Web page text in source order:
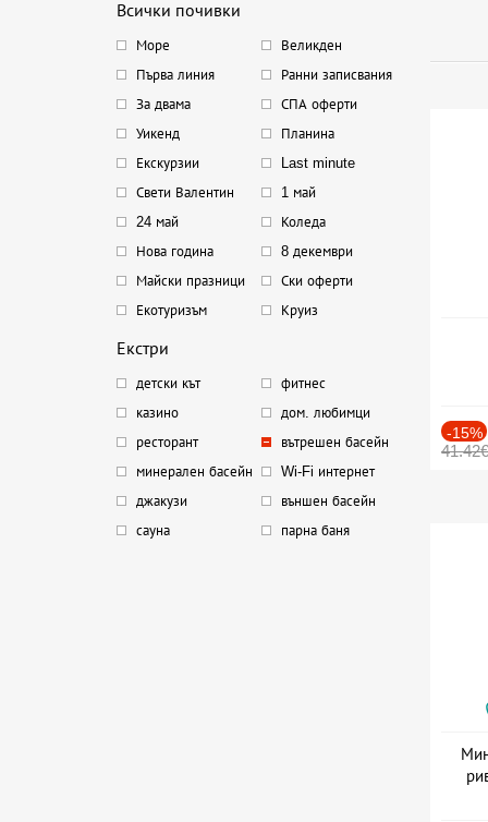
Всички почивки
Море
Великден
Първа линия
Ранни записвания
За двама
СПА оферти
Уикенд
Планина
Екскурзии
Last minute
Свети Валентин
1 май
24 май
Коледа
Нова година
8 декември
Майски празници
Ски оферти
Екотуризъм
Круиз
Екстри
детски кът
фитнес
казино
дом. любимци
ресторант
вътрешен басейн
минерален басейн
Wi-Fi интернет
джакузи
външен басейн
сауна
парна баня
-15%
41.42€